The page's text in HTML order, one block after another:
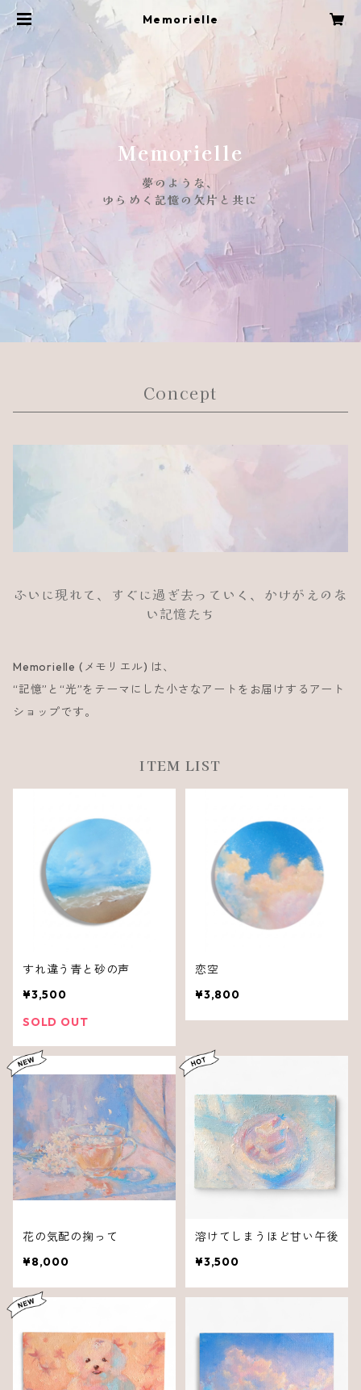
Memorielle
Memorielle
夢のような、
ゆらめく記憶の欠片と共に
Concept
ふいに現れて、すぐに過ぎ去っていく、かけがえのな
い記憶たち
Memorielle (メモリエル) は、
“記憶”と“光”をテーマにした小さなアートをお届けするアート
ショップです。
ITEM LIST
すれ違う青と砂の声
¥3,500
SOLD OUT
恋空
¥3,800
花の気配の掬って
¥8,000
溶けてしまうほど甘い午後
¥3,500